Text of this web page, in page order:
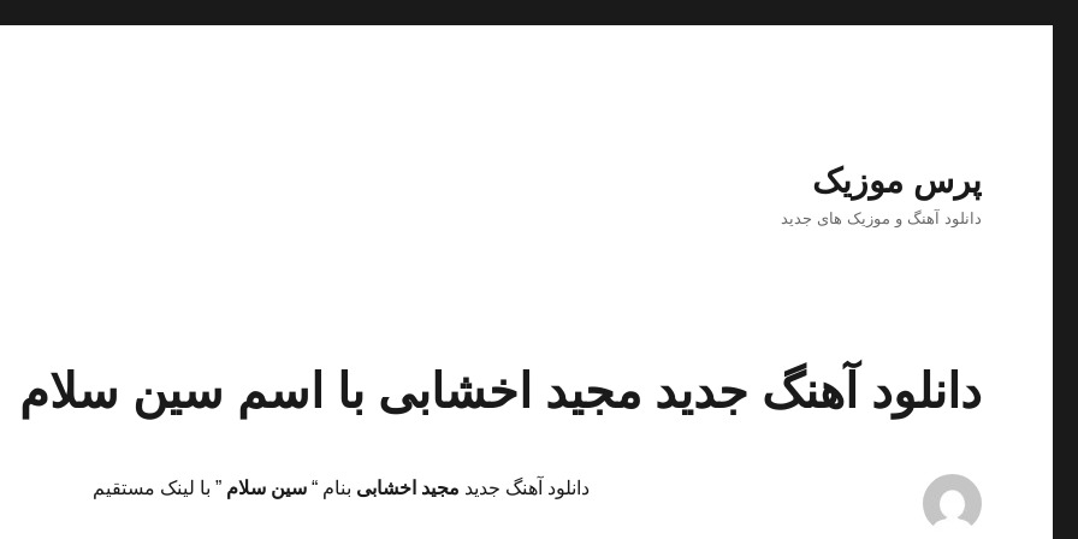
پرس موزیک
دانلود آهنگ و موزیک های جدید
دانلود آهنگ جدید مجید اخشابی با اسم سین سلام
دانلود آهنگ جدید مجید اخشابی بنام “ سین سلام” با لینک مستقیم